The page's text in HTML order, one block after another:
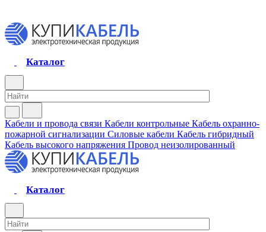
Каталог
Кабели и провода связи Кабели контрольные Кабель охранно-
пожарной сигнализации Силовые кабели Кабель гибридный
Кабель высокого напряжения Провод неизолированный
Каталог